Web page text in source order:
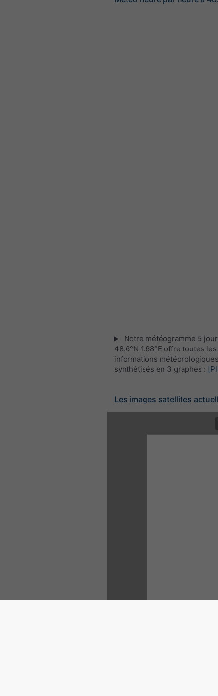
Notre météogramme 5
48.6°N 1.68°E offre toutes les
informations météorologiques
synthétisés en 3 graphes :
Les images satellites